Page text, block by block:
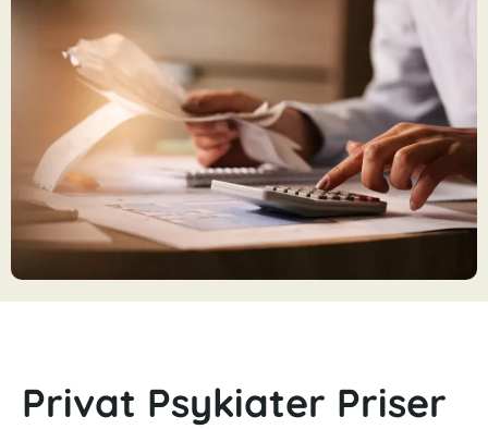
Privat Psykiater Priser